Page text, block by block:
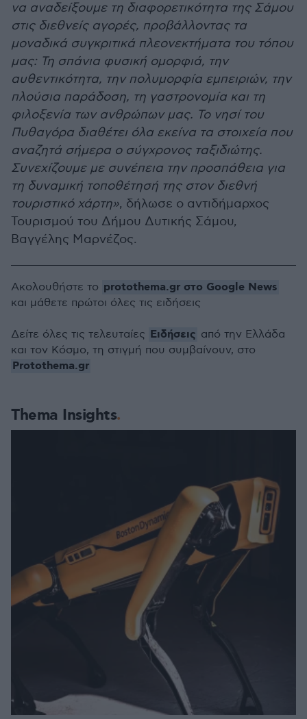
να αναδείξουμε τη διαφορετικότητα της Σάμου
στις διεθνείς αγορές, προβάλλοντας τα
μοναδικά συγκριτικά πλεονεκτήματα του τόπου
μας: Τη σπάνια φυσική ομορφιά, την
αυθεντικότητα, την πολυμορφία εμπειριών, την
πλούσια παράδοση, τη γαστρονομία και τη
φιλοξενία των ανθρώπων μας. Το νησί του
Πυθαγόρα διαθέτει όλα εκείνα τα στοιχεία που
αναζητά σήμερα ο σύγχρονος ταξιδιώτης.
Συνεχίζουμε με συνέπεια την προσπάθεια για
τη δυναμική τοποθέτησή της στον διεθνή
τουριστικό χάρτη», δήλωσε ο αντιδήμαρχος
Τουρισμού του Δήμου Δυτικής Σάμου,
Βαγγέλης Μαρνέζος.
Thema Insights
Ακολουθήστε το protothema.gr στο Google News
και μάθετε πρώτοι όλες τις ειδήσεις
Δείτε όλες τις τελευταίες Ειδήσεις από την Ελλάδα
και τον Κόσμο, τη στιγμή που συμβαίνουν, στο
Protothema.gr